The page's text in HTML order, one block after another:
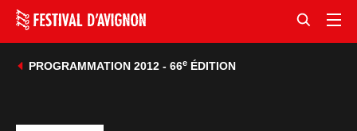
PROGRAMMATION 2012 - 66eÉDITION